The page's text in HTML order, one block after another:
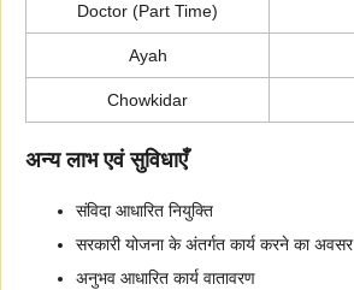
Doctor (Part Time)
Ayah
Chowkidar
अन्य लाभ एवं सुविधाएँ
संविदा आधारित नियुक्ति
सरकारी योजना के अंतर्गत कार्य करने का अवसर
अनुभव आधारित कार्य वातावरण